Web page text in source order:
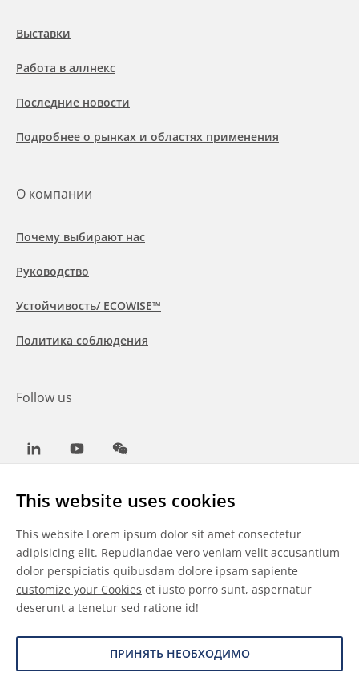
This website uses cookies
This website Lorem ipsum dolor sit amet consectetur
adipisicing elit. Repudiandae vero veniam velit accusantium
dolor perspiciatis quibusdam dolore ipsam sapiente
customize your Cookies et iusto porro sunt, aspernatur
deserunt a tenetur sed ratione id!
ПРИНЯТЬ НЕОБХОДИМО
Выставки
Работа в аллнекс
Последние новости
Подробнее о рынках и областях применения
О компании
Почему выбирают нас
Руководство
Устойчивость/ ECOWISE™
Политика соблюдения
Follow us
LinkedInYoutubeWeChat
Общие условия
Отказ от ответственности
Сведения о файлах cookie
Защита данных